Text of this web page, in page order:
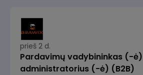
prieš 2 d.
Pardavimų vadybininkas (-
administratorius (-ė) (B2B)